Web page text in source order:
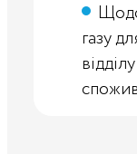
газу